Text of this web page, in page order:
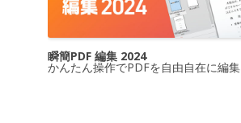
瞬簡PDF 編集 2024
かんたん操作でPDFを自由自在に編集